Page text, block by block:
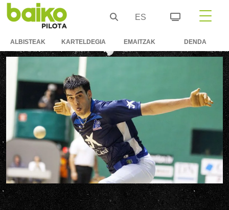
ES
ALBISTEAK KARTELDEGIA EMAITZAK DENDA